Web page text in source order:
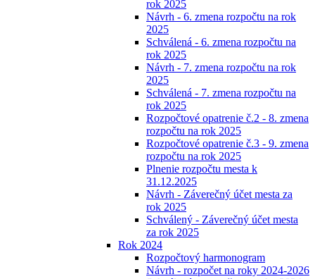
rok 2025
Návrh - 6. zmena rozpočtu na rok
2025
Schválená - 6. zmena rozpočtu na
rok 2025
Návrh - 7. zmena rozpočtu na rok
2025
Schválená - 7. zmena rozpočtu na
rok 2025
Rozpočtové opatrenie č.2 - 8. zmena
rozpočtu na rok 2025
Rozpočtové opatrenie č.3 - 9. zmena
rozpočtu na rok 2025
Plnenie rozpočtu mesta k
31.12.2025
Návrh - Záverečný účet mesta za
rok 2025
Schválený - Záverečný účet mesta
za rok 2025
Rok 2024
Rozpočtový harmonogram
Návrh - rozpočet na roky 2024-2026